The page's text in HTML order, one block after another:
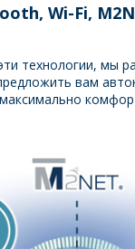
Wi-Fi,
технологии, мы
вам